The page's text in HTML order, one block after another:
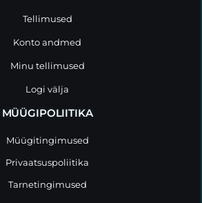
Tellimused
Konto andmed
Minu tellimused
Logi välja
MÜÜGIPOLIITIKA
Müügitingimused
Privaatsuspoliitika
Tarnetingimused